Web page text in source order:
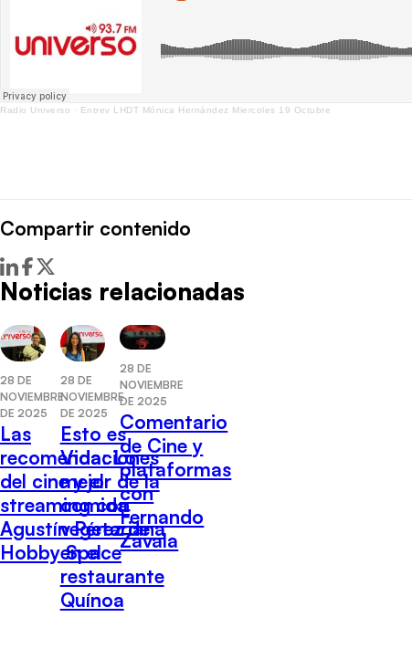
Radio Universo · Entrev LHDT Mónica Hernández Miercoles 19 Octubre
Compartir contenido
Noticias relacionadas
28 DE
NOVIEMBRE
DE 2025
Las
recomendaciones
del cine y el
streaming con
Agustín Pérez de
Hobby Space
28 DE
NOVIEMBRE
DE 2025
Esto es
Vida: Lo
mejor de la
comida
vegetariana
en el
restaurante
Quínoa
28 DE
NOVIEMBRE
DE 2025
Comentario
de Cine y
plataformas
con
Fernando
Zavala